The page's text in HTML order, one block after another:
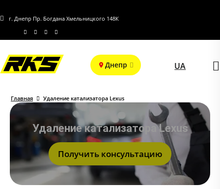
г. Днепр Пр. Богдана Хмельницкого 148К
Днепр UA
Главная Удаление катализатора Lexus
Удаление катализатора Lexus
Получить консультацию